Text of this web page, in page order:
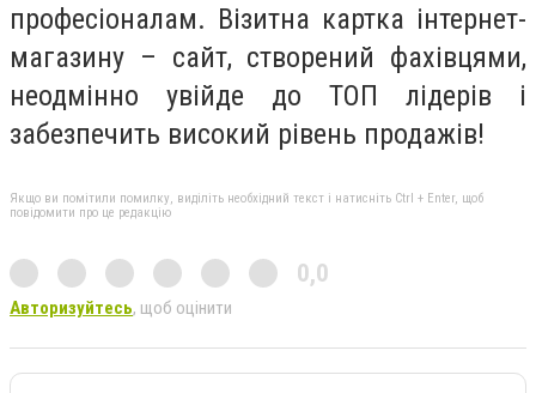
професіоналам. Візитна картка інтернет-
магазину – сайт, створений фахівцями,
неодмінно увійде до ТОП лідерів і
забезпечить високий рівень продажів!
Якщо ви помітили помилку, виділіть необхідний текст і натисніть Ctrl + Enter, щоб
повідомити про це редакцію
0,0
Авторизуйтесь, щоб оцінити